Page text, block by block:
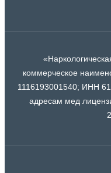
коммерческое
1116193001540; ИНН
адресам мед